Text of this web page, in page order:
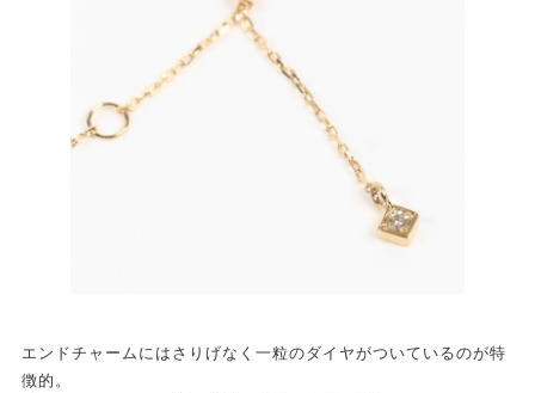
エンドチャームにはさりげなく一粒のダイヤがついているのが特
徴的。